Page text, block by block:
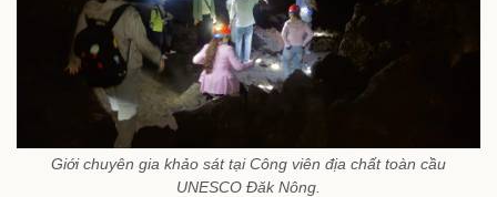
Giới chuyên gia khảo sát tại Công viên địa chất toàn cầu
UNESCO Đăk Nông.